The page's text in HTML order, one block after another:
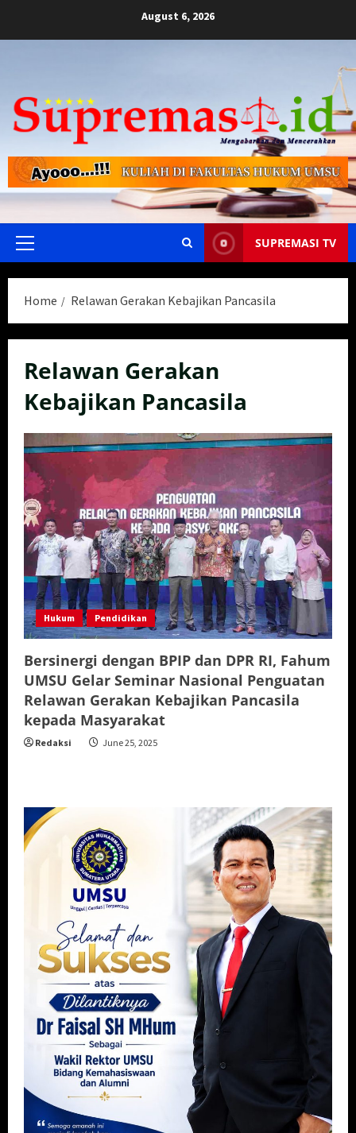
August 6, 2026
Primary
SUPREMASI TV
Home Relawan Gerakan Kebajikan Pancasila
Relawan Gerakan
Kebajikan Pancasila
Hukum Pendidikan
Bersinergi dengan BPIP dan DPR RI, Fahum
UMSU Gelar Seminar Nasional Penguatan
Relawan Gerakan Kebajikan Pancasila
kepada Masyarakat
Redaksi June 25, 2025